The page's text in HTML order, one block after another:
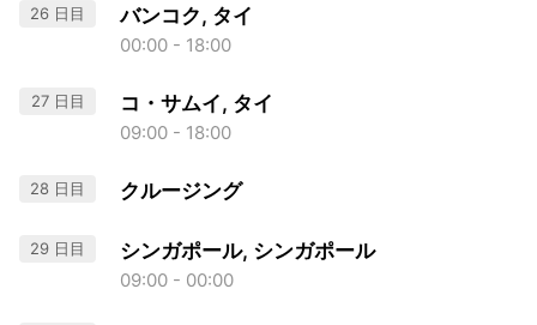
26 日目 バンコク, タイ
00:00 - 18:00
27 日目 コ・サムイ, タイ
09:00 - 18:00
28 日目 クルージング
29 日目 シンガポール, シンガポール
09:00 - 00:00